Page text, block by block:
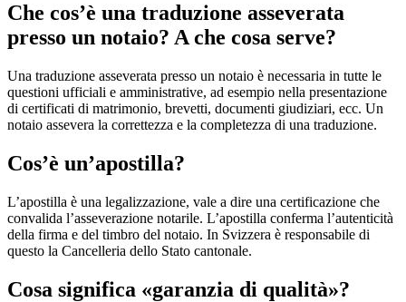
Che cos’è una traduzione asseverata
presso un notaio? A che cosa serve?
Una traduzione asseverata presso un notaio è necessaria in tutte le
questioni ufficiali e amministrative, ad esempio nella presentazione
di certificati di matrimonio, brevetti, documenti giudiziari, ecc. Un
notaio assevera la correttezza e la completezza di una traduzione.
Cos’è un’apostilla?
L’apostilla è una legalizzazione, vale a dire una certificazione che
convalida l’asseverazione notarile. L’apostilla conferma l’autenticità
della firma e del timbro del notaio. In Svizzera è responsabile di
questo la Cancelleria dello Stato cantonale.
Cosa significa «garanzia di qualità»?